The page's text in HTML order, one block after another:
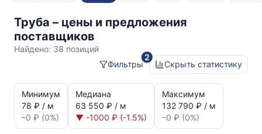
Труба – цены и предложения
поставщиков
09Г2С
Найдено: 38 позиций
2
Фильтры
Скрыть статистику
динамика
цен:
Труба
Минимум
78 ₽ / м
–0 ₽ (0%)
Медиана
63 550 ₽ / м
▼ -1000 ₽ (-1.5%)
Максимум
132 790 ₽ / м
–0 ₽ (0%)